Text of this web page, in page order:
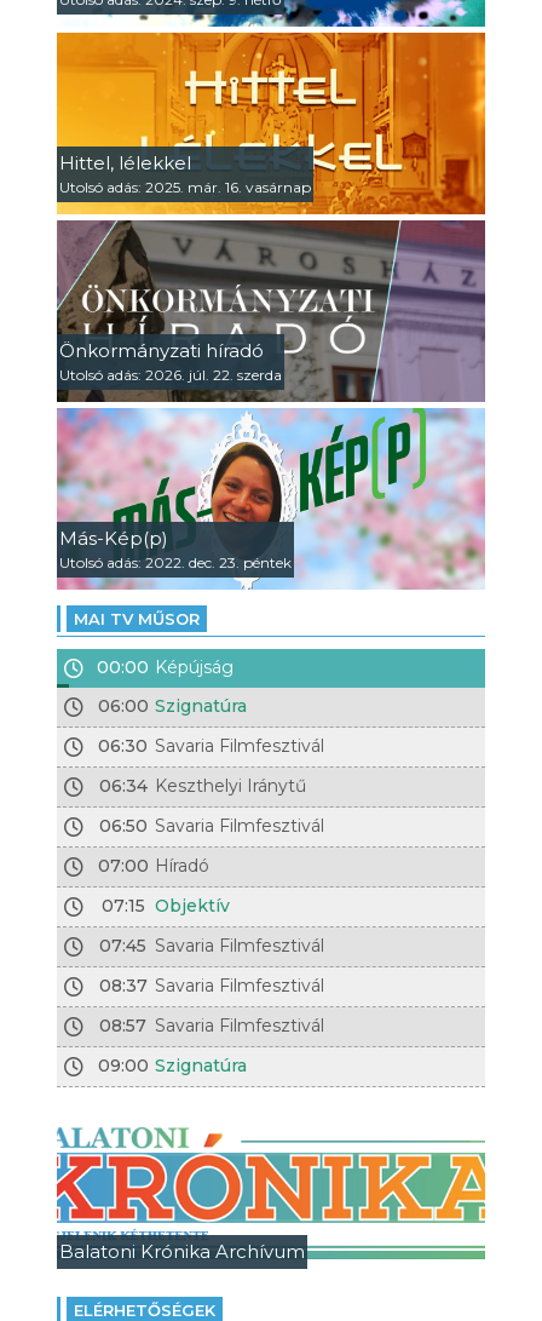
Hittel, lélekkel
Utolsó adás: 2025. már. 16. vasárnap
Önkormányzati híradó
Utolsó adás: 2026. júl. 22. szerda
Más-Kép(p)
Utolsó adás: 2022. dec. 23. péntek
MAI TV MŰSOR
00:00 Képújság
06:00 Szignatúra
06:30 Savaria Filmfesztivál
06:34 Keszthelyi Iránytű
06:50 Savaria Filmfesztivál
07:00 Híradó
07:15 Objektív
07:45 Savaria Filmfesztivál
08:37 Savaria Filmfesztivál
08:57 Savaria Filmfesztivál
09:00 Szignatúra
Balatoni Krónika Archívum
ELÉRHETŐSÉGEK